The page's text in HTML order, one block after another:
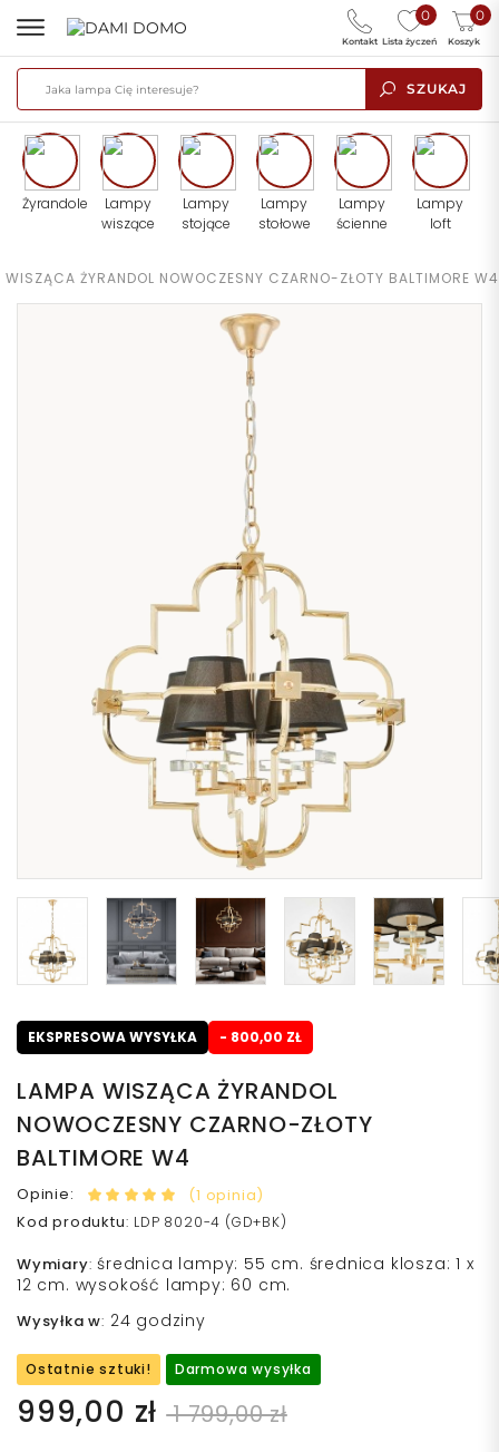
SZUKAJ
0
Lista życzeń
0
Koszyk
Kontakt
Żyrandole
Lampy
wiszące
Lampy
stojące
Lampy
stołowe
Lampy
ścienne
Lampy
loft
WISZĄCA ŻYRANDOL NOWOCZESNY CZARNO-ZŁOTY BALTIMORE W4
EKSPRESOWA WYSYŁKA - 800,00 ZŁ
LAMPA WISZĄCA ŻYRANDOL
NOWOCZESNY CZARNO-ZŁOTY
BALTIMORE W4
Opinie:
(1 opinia)
Kod produktu: LDP 8020-4 (GD+BK)
Wymiary: średnica lampy: 55 cm. średnica klosza: 1 x
12 cm. wysokość lampy: 60 cm.
Wysyłka w: 24 godziny
Ostatnie sztuki! Darmowa wysyłka
999,00 zł 1 799,00 zł